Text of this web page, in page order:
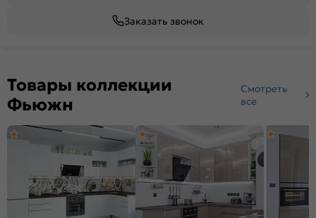
Заказать звонок
Товары коллекции
Фьюжн
Смотреть
все